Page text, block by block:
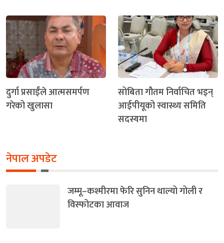
दुर्गा प्रसाईँले आत्मसमर्पण
गरेको खुलासा
सोबिता गौतम निर्वाचित भइन्
आईपीयूको स्वास्थ्य समिति
सदस्यमा
नेपाल अपडेट
जम्मू–कश्मीरमा फेरि सुनिन थाल्यो गोली र
विस्फोटका आवाज